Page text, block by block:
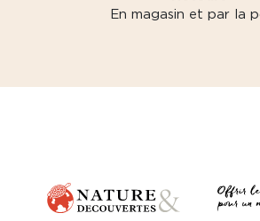
En magasin et par la